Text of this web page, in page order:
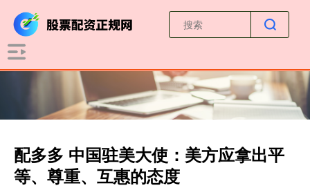
配多多 中国驻美大使：美方应拿出平
等、尊重、互惠的态度